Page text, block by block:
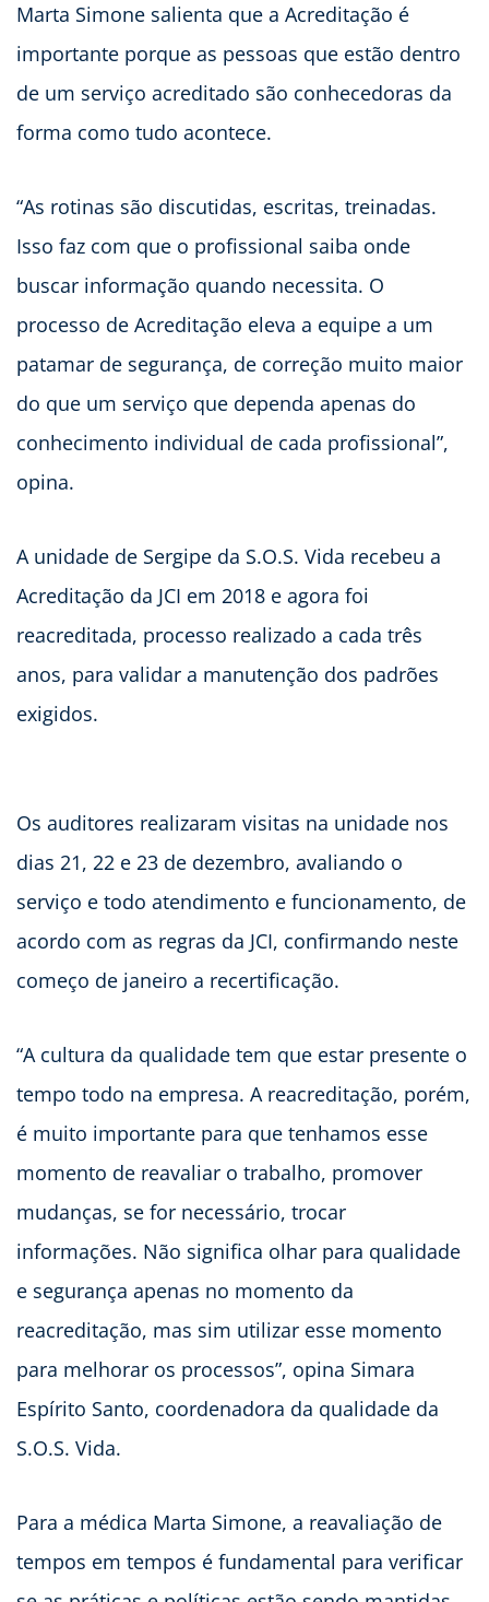
Marta Simone salienta que a Acreditação é
importante porque as pessoas que estão dentro
de um serviço acreditado são conhecedoras da
forma como tudo acontece.
“As rotinas são discutidas, escritas, treinadas.
Isso faz com que o profissional saiba onde
buscar informação quando necessita. O
processo de Acreditação eleva a equipe a um
patamar de segurança, de correção muito maior
do que um serviço que dependa apenas do
conhecimento individual de cada profissional”,
opina.
A unidade de Sergipe da S.O.S. Vida recebeu a
Acreditação da JCI em 2018 e agora foi
reacreditada, processo realizado a cada três
anos, para validar a manutenção dos padrões
exigidos.
Os auditores realizaram visitas na unidade nos
dias 21, 22 e 23 de dezembro, avaliando o
serviço e todo atendimento e funcionamento, de
acordo com as regras da JCI, confirmando neste
começo de janeiro a recertificação.
“A cultura da qualidade tem que estar presente o
tempo todo na empresa. A reacreditação, porém,
é muito importante para que tenhamos esse
momento de reavaliar o trabalho, promover
mudanças, se for necessário, trocar
informações. Não significa olhar para qualidade
e segurança apenas no momento da
reacreditação, mas sim utilizar esse momento
para melhorar os processos”, opina Simara
Espírito Santo, coordenadora da qualidade da
S.O.S. Vida.
Para a médica Marta Simone, a reavaliação de
tempos em tempos é fundamental para verificar